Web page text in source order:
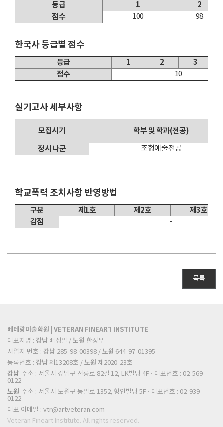
등급 1
2
점수
100 98
한국사 등급별 점수
등급 1 2
3
점수
10
실기고사 세부사항
모집시기
학부 및 학과(전공)
정시 나군
조형예술전공
학교폭력 조치사항 반영방법
구분 제1호 제2호
제3호
감점
-
목록
베테랑미술학원 | VETERAN FINEART INSTITUTE
대표자명 : 강남 배성일 / 노원 한정우
사업자 번호 : 강남 285-98-00398 / 노원 644-97-01395
등록번호 : 강남 제13208호 / 노원 제2020-23호
강남 주소 : 서울시 강남구 선릉로 82길 12, LK빌딩 4F · 대표번호 : 02-569-
0122
노원 주소 : 서울시 노원구 동일로 1352, 형인빌딩 5F · 대표번호 : 02-939-
0122
대표 이메일 : vtr@artveteran.com
Veteran Fineart Institute. All rights reserved.